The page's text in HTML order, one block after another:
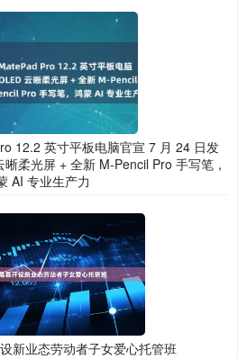
12.2 英寸平板电脑官宣 7 月 24 日发
柔光屏 + 全新 M-Pencil Pro 手写笔，
AI 专业生产力
新业态劳动者子女爱心托管班